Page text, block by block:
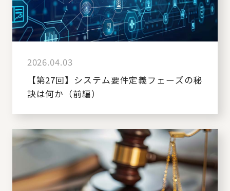
2026.04.03
【第27回】システム要件定義フェーズの秘
訣は何か（前編）